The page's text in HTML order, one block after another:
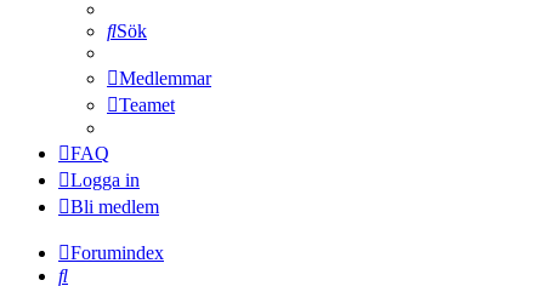
Sök
Medlemmar
Teamet
FAQ
Logga in
Bli medlem
Forumindex
Sök